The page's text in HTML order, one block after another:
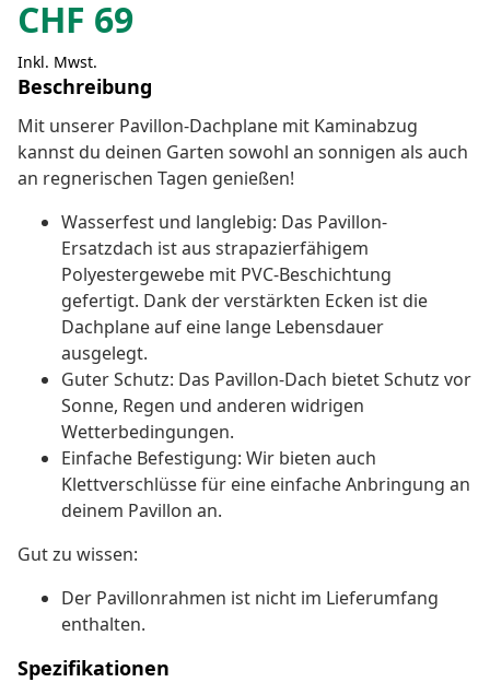
CHF 69
Inkl. Mwst.
Beschreibung
Mit unserer Pavillon-Dachplane mit Kaminabzug
kannst du deinen Garten sowohl an sonnigen als auch
an regnerischen Tagen genießen!
Wasserfest und langlebig: Das Pavillon-
Ersatzdach ist aus strapazierfähigem
Polyestergewebe mit PVC-Beschichtung
gefertigt. Dank der verstärkten Ecken ist die
Dachplane auf eine lange Lebensdauer
ausgelegt.
Guter Schutz: Das Pavillon-Dach bietet Schutz vor
Sonne, Regen und anderen widrigen
Wetterbedingungen.
Einfache Befestigung: Wir bieten auch
Klettverschlüsse für eine einfache Anbringung an
deinem Pavillon an.
Gut zu wissen:
Der Pavillonrahmen ist nicht im Lieferumfang
enthalten.
Spezifikationen